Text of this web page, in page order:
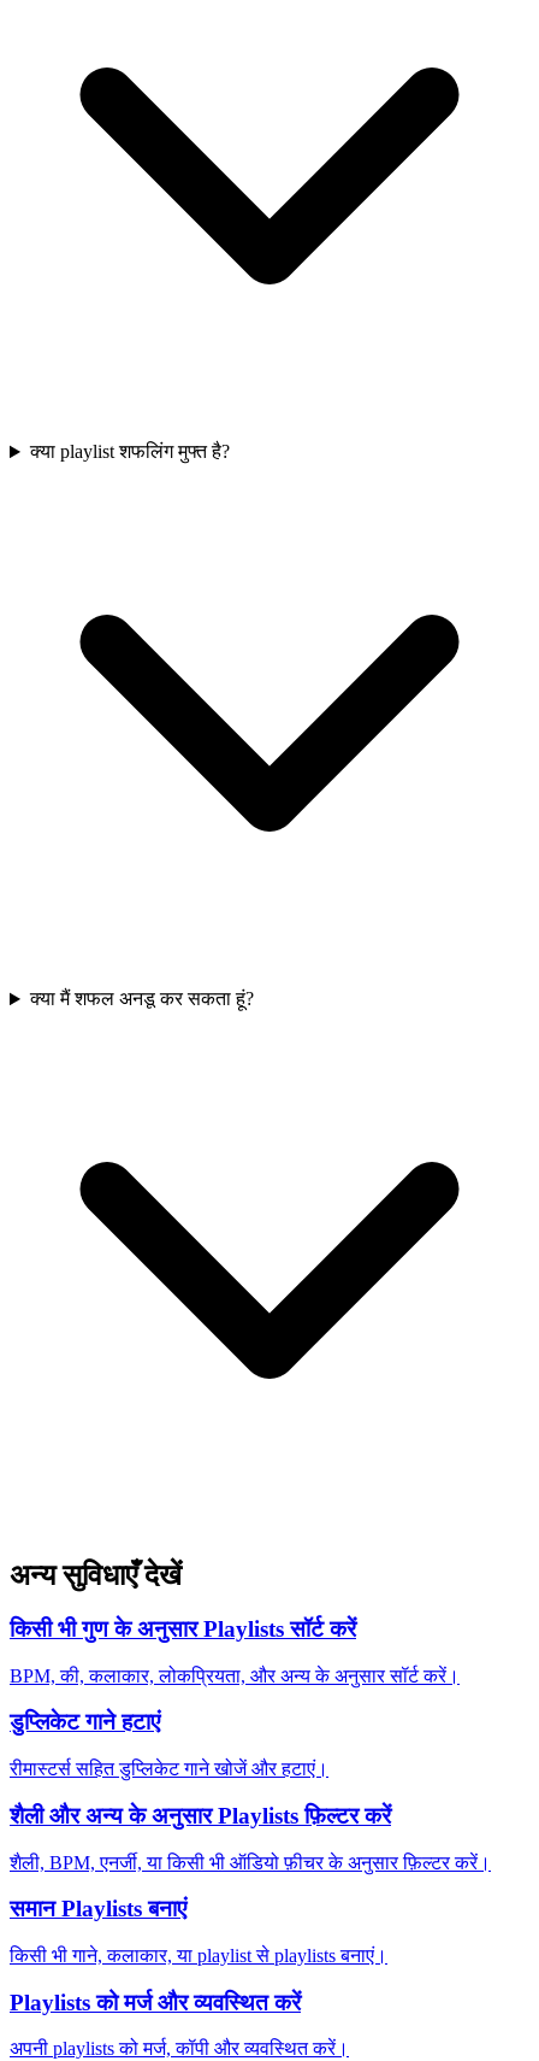
क्या playlist शफलिंग मुफ्त है?
क्या मैं शफल अनडू कर सकता हूं?
अन्य सुविधाएँ देखें
किसी भी गुण के अनुसार Playlists सॉर्ट करें
BPM, की, कलाकार, लोकप्रियता, और अन्य के अनुसार सॉर्ट करें।
डुप्लिकेट गाने हटाएं
रीमास्टर्स सहित डुप्लिकेट गाने खोजें और हटाएं।
शैली और अन्य के अनुसार Playlists फ़िल्टर करें
शैली, BPM, एनर्जी, या किसी भी ऑडियो फ़ीचर के अनुसार फ़िल्टर करें।
समान Playlists बनाएं
किसी भी गाने, कलाकार, या playlist से playlists बनाएं।
Playlists को मर्ज और व्यवस्थित करें
अपनी playlists को मर्ज, कॉपी और व्यवस्थित करें।